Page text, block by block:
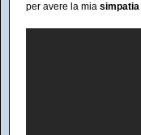
per avere la mia simpatia